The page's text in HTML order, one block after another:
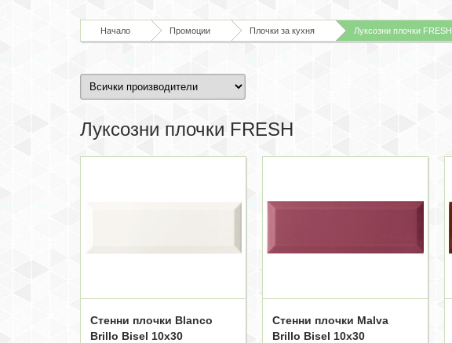
Начало Промоции Плочки за кухня Луксозни плочки FRESH
Луксозни плочки FRESH
Стенни плочки Blanco
Brillo Bisel 10x30
Стенни плочки Malva
Brillo Bisel 10x30